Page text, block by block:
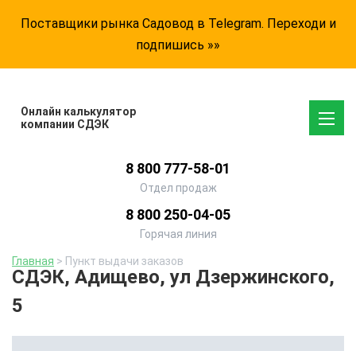
Поставщики рынка Садовод в Telegram. Переходи и
подпишись »»
Онлайн калькулятор
компании СДЭК
8 800 777-58-01
Отдел продаж
8 800 250-04-05
Горячая линия
Главная > Пункт выдачи заказов
СДЭК, Адищево, ул Дзержинского,
5